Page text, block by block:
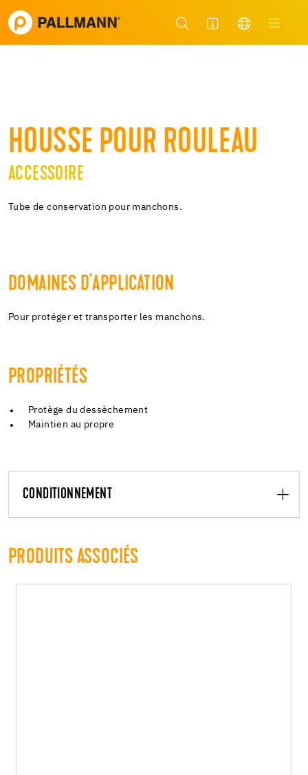
HOUSSE POUR ROULEAU
ACCESSOIRE
Tube de conservation pour manchons.
DOMAINES D'APPLICATION
Pour protéger et transporter les manchons.
PROPRIÉTÉS
Protège du dessèchement
Maintien au propre
CONDITIONNEMENT
PRODUITS ASSOCIÉS